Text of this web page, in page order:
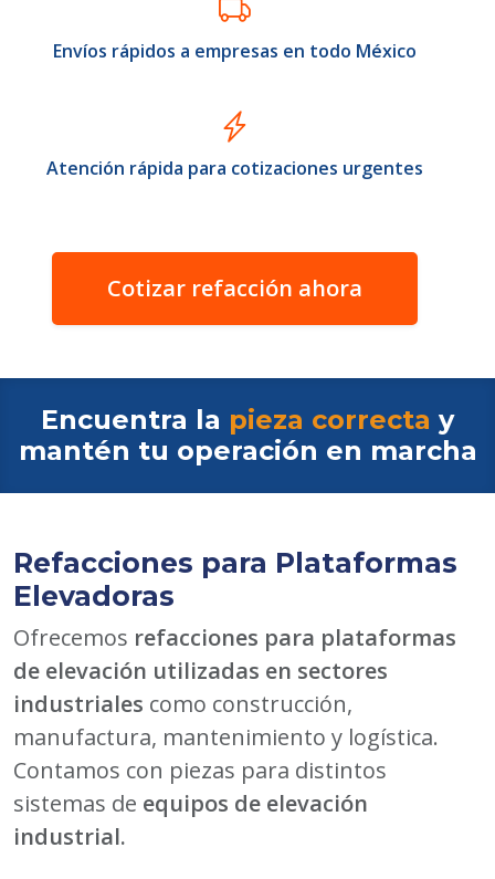
Envíos rápidos a empresas en todo México
Atención rápida para cotizaciones urgentes
Cotizar refacción ahora
Encuentra la pieza correcta y
mantén tu operación en marcha
Refacciones para Plataformas
Elevadoras
Ofrecemos refacciones para plataformas
de elevación utilizadas en sectores
industriales como construcción,
manufactura, mantenimiento y logística.
Contamos con piezas para distintos
sistemas de equipos de elevación
industrial.